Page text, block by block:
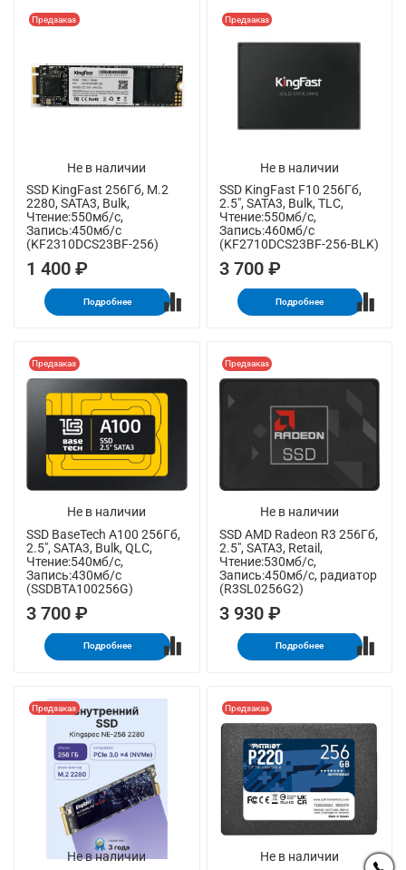
Не в наличии
Предзаказ
SSD KingFast 256Гб, M.2
2280, SATA3, Bulk,
Чтение:550мб/с,
Запись:450мб/с
(KF2310DCS23BF-256)
1 400 ₽
Подробнее
Не в наличии
Предзаказ
SSD KingFast F10 256Гб,
2.5", SATA3, Bulk, TLC,
Чтение:550мб/с,
Запись:460мб/с
(KF2710DCS23BF-256-BLK)
3 700 ₽
Подробнее
Не в наличии
Предзаказ
SSD BaseTech A100 256Гб,
2.5", SATA3, Bulk, QLC,
Чтение:540мб/с,
Запись:430мб/с
(SSDBTA100256G)
3 700 ₽
Подробнее
Не в наличии
Предзаказ
SSD AMD Radeon R3 256Гб,
2.5", SATA3, Retail,
Чтение:530мб/с,
Запись:450мб/с, радиатор
(R3SL0256G2)
3 930 ₽
Подробнее
Не в наличии
Предзаказ
Не в наличии
Предзаказ